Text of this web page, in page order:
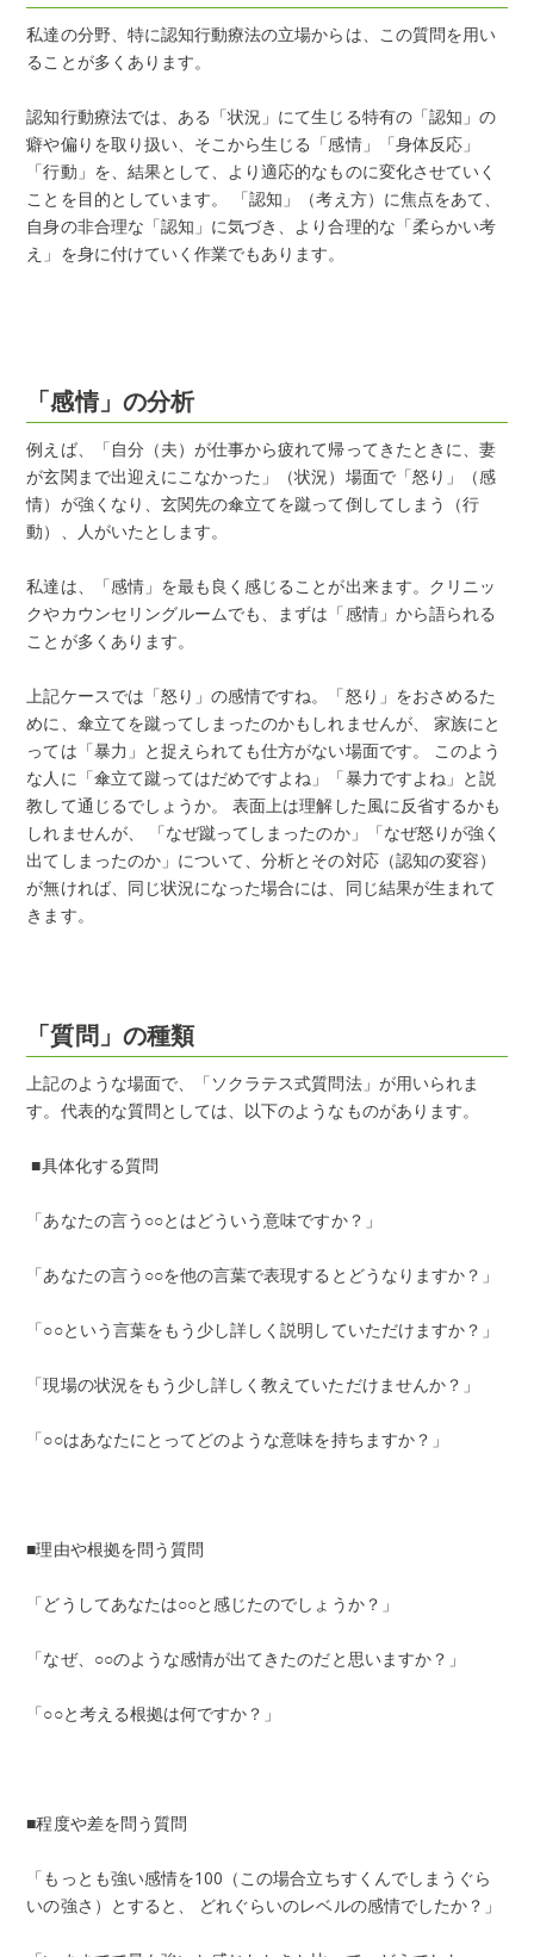
私達の分野、特に認知行動療法の立場からは、この質問を用い
ることが多くあります。
認知行動療法では、ある「状況」にて生じる特有の「認知」の
癖や偏りを取り扱い、そこから生じる「感情」「身体反応」
「行動」を、結果として、より適応的なものに変化させていく
ことを目的としています。 「認知」（考え方）に焦点をあて、
自身の非合理な「認知」に気づき、より合理的な「柔らかい考
え」を身に付けていく作業でもあります。
「感情」の分析
例えば、「自分（夫）が仕事から疲れて帰ってきたときに、妻
が玄関まで出迎えにこなかった」（状況）場面で「怒り」（感
情）が強くなり、玄関先の傘立てを蹴って倒してしまう（行
動）、人がいたとします。
私達は、「感情」を最も良く感じることが出来ます。クリニッ
クやカウンセリングルームでも、まずは「感情」から語られる
ことが多くあります。
上記ケースでは「怒り」の感情ですね。「怒り」をおさめるた
めに、傘立てを蹴ってしまったのかもしれませんが、 家族にと
っては「暴力」と捉えられても仕方がない場面です。 このよう
な人に「傘立て蹴ってはだめですよね」「暴力ですよね」と説
教して通じるでしょうか。 表面上は理解した風に反省するかも
しれませんが、 「なぜ蹴ってしまったのか」「なぜ怒りが強く
出てしまったのか」について、分析とその対応（認知の変容）
が無ければ、同じ状況になった場合には、同じ結果が生まれて
きます。
「質問」の種類
上記のような場面で、「ソクラテス式質問法」が用いられま
す。代表的な質問としては、以下のようなものがあります。
■具体化する質問
「あなたの言う○○とはどういう意味ですか？」
「あなたの言う○○を他の言葉で表現するとどうなりますか？」
「○○という言葉をもう少し詳しく説明していただけますか？」
「現場の状況をもう少し詳しく教えていただけませんか？」
「○○はあなたにとってどのような意味を持ちますか？」
■理由や根拠を問う質問
「どうしてあなたは○○と感じたのでしょうか？」
「なぜ、○○のような感情が出てきたのだと思いますか？」
「○○と考える根拠は何ですか？」
■程度や差を問う質問
「もっとも強い感情を100（この場合立ちすくんでしまうぐら
いの強さ）とすると、 どれぐらいのレベルの感情でしたか？」